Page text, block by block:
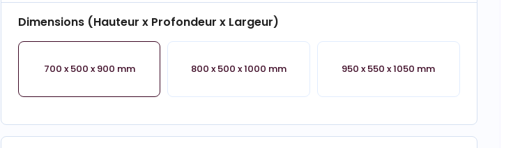
Dimensions (Hauteur x Profondeur x Largeur)
700 x 500 x 900 mm 800 x 500 x 1000 mm 950 x 550 x 1050 mm